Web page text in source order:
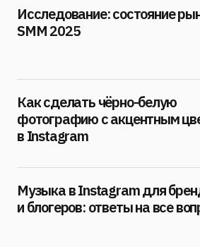
Исследование: состояние
SMM 2025
Как сделать чёрно-белую
фотографию с акцентным
в Instagram
Музыка в Instagram для
и блогеров: ответы на все